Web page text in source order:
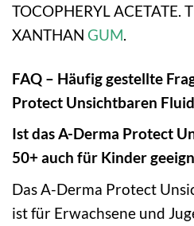
TOCOPHERYL ACETATE.
XANTHAN GUM.
FAQ – Häufig gestellte
Protect Unsichtbaren
Ist das A-Derma Protect
50+ auch für Kinder
Das A-Derma Protect
ist für Erwachsene und